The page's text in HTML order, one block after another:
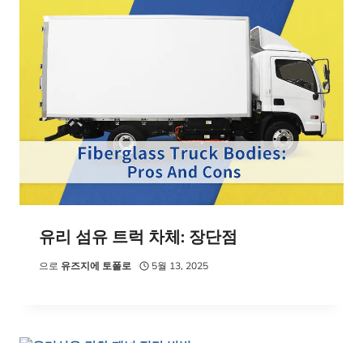
유리 섬유 트럭 차체: 장단점
으로 유즈지에 토폴로 5월 13, 2025